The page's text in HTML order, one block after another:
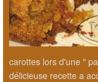
carottes lors d'une "
délicieuse recette a